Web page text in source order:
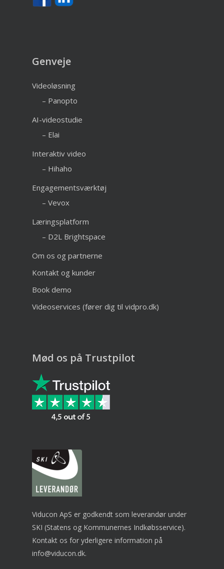
Genveje
Videoløsning
– Panopto
AI-videostudie
– Elai
Interaktiv video
– Hihaho
Engagementsværktøj
– Vevox
Læringsplatform
– D2L Brightspace
Om os og partnerne
Kontakt og kunder
Book demo
Videoservices (fører dig til vidpro.dk)
Mød os på Trustpilot
Viducon ApS er godkendt som leverandør under
SKI (Statens og Kommunernes Indkøbsservice).
Kontakt os for yderligere information på
info@viducon.dk.